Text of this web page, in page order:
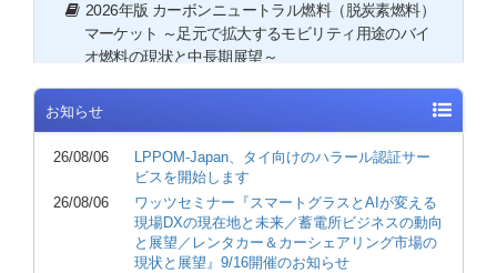
2026年版 カーボンニュートラル燃料（脱炭素燃料）
マーケット ～足元で拡大するモビリティ用途のバイ
オ燃料の現状と中長期展望～
2026年版 プラスチックリサイクル市場の展望と戦略
～ユーザー編～
2026年版 自動運転システムの可能性と将来展望
2026年版 人材ビジネス業界におけるAIの活用実態と
今後の可能性
2026年版 臨床検査センター経営総鑑
お知らせ
26/08/06
LPPOM-Japan、タイ向けのハラール認証サー
ビスを開始します
26/08/06
ワッツセミナー『スマートグラスとAIが変える
現場DXの現在地と未来／蓄電所ビジネスの動向
と展望／レンタカー＆カーシェアリング市場の
現状と展望』9/16開催のお知らせ